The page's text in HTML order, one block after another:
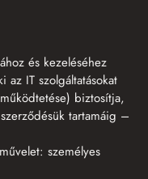
és kezeléséhez
az IT szolgáltatásokat
biztosítja,
tartamáig –
személyes